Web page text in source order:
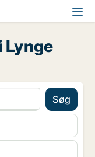
Lynge
Søg